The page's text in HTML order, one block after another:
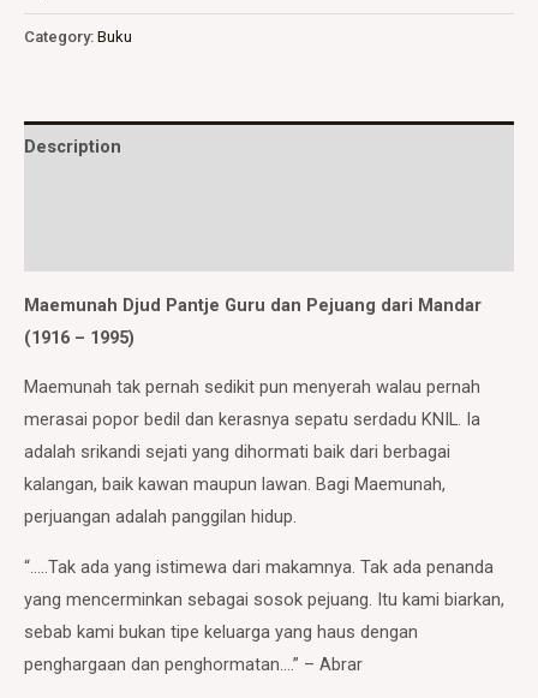
Category: Buku
Description
Maemunah Djud Pantje Guru dan Pejuang dari Mandar
(1916 – 1995)
Maemunah tak pernah sedikit pun menyerah walau pernah
merasai popor bedil dan kerasnya sepatu serdadu KNIL. Ia
adalah srikandi sejati yang dihormati baik dari berbagai
kalangan, baik kawan maupun lawan. Bagi Maemunah,
perjuangan adalah panggilan hidup.
“…..Tak ada yang istimewa dari makamnya. Tak ada penanda
yang mencerminkan sebagai sosok pejuang. Itu kami biarkan,
sebab kami bukan tipe keluarga yang haus dengan
penghargaan dan penghormatan….” – Abrar